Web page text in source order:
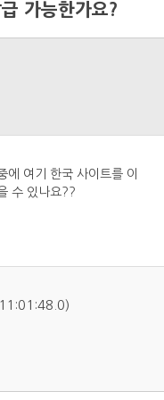
가능한가요?
에 여기 한국 사이트를 이
수 있나요??